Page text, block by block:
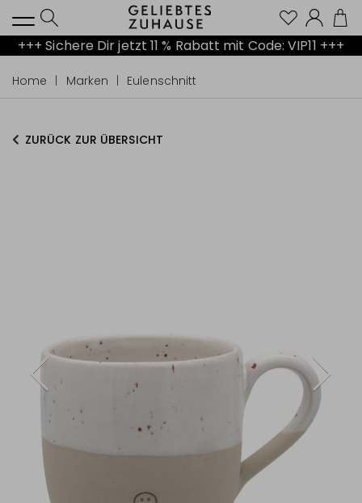
+++ Sichere Dir jetzt 11 % Rabatt mit Code: VIP11 +++
Home Marken Eulenschnitt
ZURÜCK ZUR ÜBERSICHT